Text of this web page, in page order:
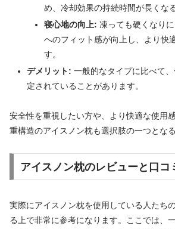
め、冷却効果の持続時間が長くな
寝心地の向上: 凍っても硬くなり
へのフィット感が向上し、より快
す。
デメリット: 一般的なタイプに比べて
定されていることがあります。
安全性を重視したい方や、より快適な使用
重構造のアイスノン枕も選択肢の一つとなる
アイスノン枕のレビューと口コ
実際にアイスノン枕を使用している人たち
る上で非常に参考になります。ここでは、